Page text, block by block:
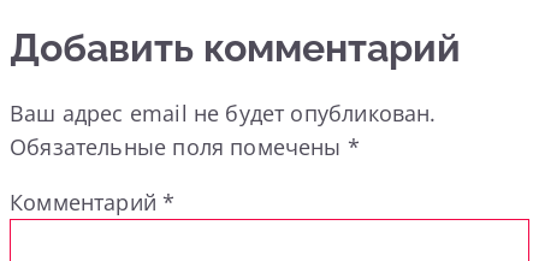
Добавить комментарий
Ваш адрес email не будет опубликован.
Обязательные поля помечены *
Комментарий*